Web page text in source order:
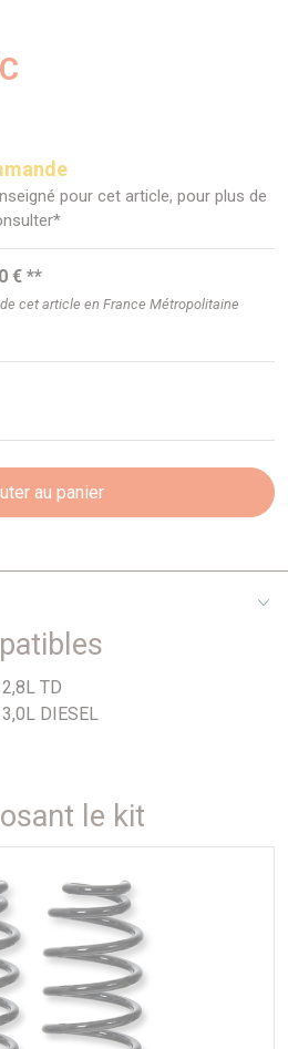
pour cet article, pour plus de
€ **
cet article en France Métropolitaine
au panier
+ pour Nissan patrol y 61
Ressorts+Amortisseurs AV/AR -
TD
DIESEL
le kit